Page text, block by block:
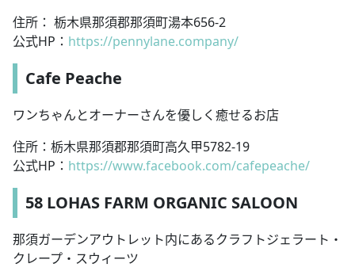
住所： 栃木県那須郡那須町湯本656-2
公式HP： https://pennylane.company/
Cafe Peache
ワンちゃんとオーナーさんを優しく癒せるお店
住所：栃木県那須郡那須町高久甲5782-19
公式HP： https://www.facebook.com/cafepeache/
58 LOHAS FARM ORGANIC SALOON
那須ガーデンアウトレット内にあるクラフトジェラート・
クレープ・スウィーツ